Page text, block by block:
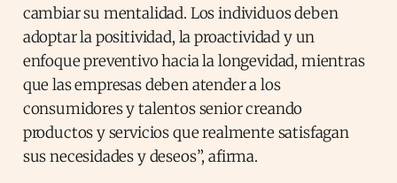
cambiar su mentalidad. Los individuos deben
adoptar la positividad, la proactividad y un
enfoque preventivo hacia la longevidad, mientras
que las empresas deben atender a los
consumidores y talentos senior creando
productos y servicios que realmente satisfagan
sus necesidades y deseos”, afirma.